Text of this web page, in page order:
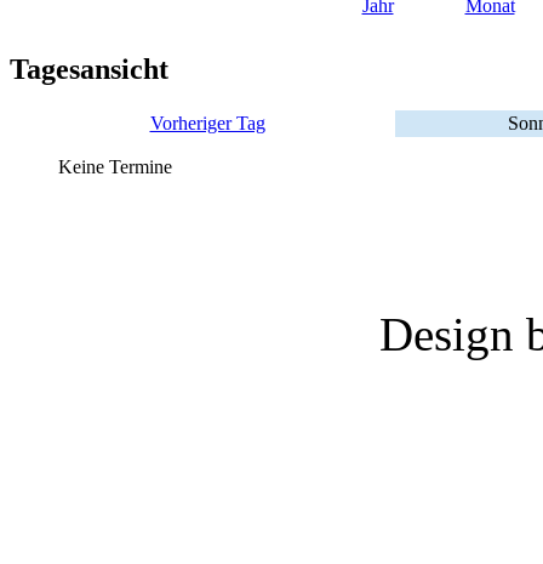
Jahr Monat
Tagesansicht
Vorheriger Tag
Keine Termine
Design